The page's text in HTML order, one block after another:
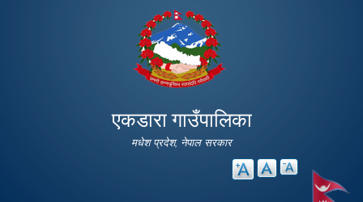
main
content
एकडारा गाउँपालिका
मधेश प्रदेश, नेपाल सरकार